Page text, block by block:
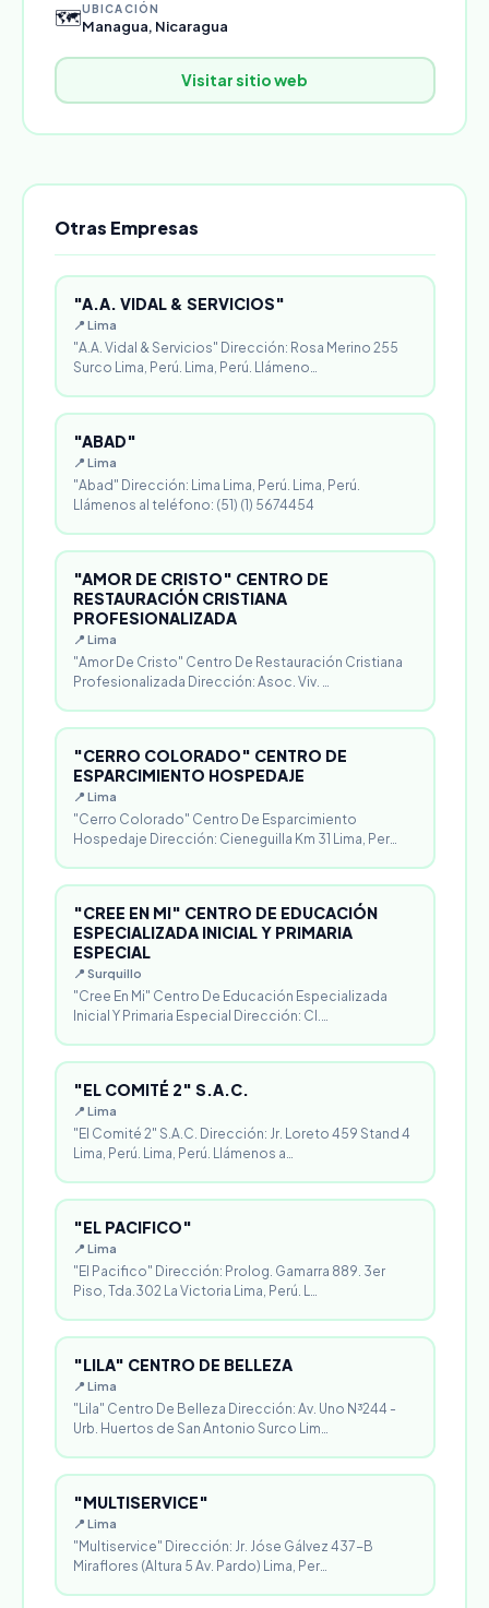
🗺️UBICACIÓN
Managua, Nicaragua
Visitar sitio web
Otras Empresas
"A.A. VIDAL & SERVICIOS"
📍 Lima
"A.A. Vidal & Servicios" Dirección: Rosa Merino 255
Surco Lima, Perú. Lima, Perú. Llámeno…
"ABAD"
📍 Lima
"Abad" Dirección: Lima Lima, Perú. Lima, Perú.
Llámenos al teléfono: (51) (1) 5674454
"AMOR DE CRISTO" CENTRO DE
RESTAURACIÓN CRISTIANA
PROFESIONALIZADA
📍 Lima
"Amor De Cristo" Centro De Restauración Cristiana
Profesionalizada Dirección: Asoc. Viv. …
"CERRO COLORADO" CENTRO DE
ESPARCIMIENTO HOSPEDAJE
📍 Lima
"Cerro Colorado" Centro De Esparcimiento
Hospedaje Dirección: Cieneguilla Km 31 Lima, Per…
"CREE EN MI" CENTRO DE EDUCACIÓN
ESPECIALIZADA INICIAL Y PRIMARIA
ESPECIAL
📍 Surquillo
"Cree En Mi" Centro De Educación Especializada
Inicial Y Primaria Especial Dirección: Cl.…
"EL COMITÉ 2" S.A.C.
📍 Lima
"El Comité 2" S.A.C. Dirección: Jr. Loreto 459 Stand 4
Lima, Perú. Lima, Perú. Llámenos a…
"EL PACIFICO"
📍 Lima
"El Pacifico" Dirección: Prolog. Gamarra 889. 3er
Piso, Tda.302 La Victoria Lima, Perú. L…
"LILA" CENTRO DE BELLEZA
📍 Lima
"Lila" Centro De Belleza Dirección: Av. Uno N³244 -
Urb. Huertos de San Antonio Surco Lim…
"MULTISERVICE"
📍 Lima
"Multiservice" Dirección: Jr. Jóse Gálvez 437-B
Miraflores (Altura 5 Av. Pardo) Lima, Per…